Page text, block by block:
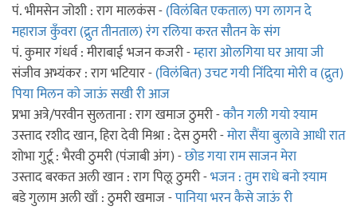
पं. भीमसेन जोशी : राग मालकंस -(विलंबित एकताल) पग लागन दे
महाराज कुँवरा (द्रुत तीनताल) रंग रलिया करत सौतन के संग
पं. कुमार गंधर्व : मीराबाई भजन कजरी -म्हारा ओलगिया घर आया जी
संजीव अभ्यंकर : राग भटियार -(विलंबित) उचट गयी निंदिया मोरी व (द्रुत)
पिया मिलन को जाऊं सखी री आज
प्रभा अत्रे/परवीन सुलताना : राग खमाज ठुमरी -कौन गली गयो श्याम
उस्ताद रशीद खान, हिरा देवी मिश्रा : देस ठुमरी -मोरा सैंया बुलावे आधी रात
शोभा गुर्टू : भैरवी ठुमरी (पंजाबी अंग) -छोड गया राम साजन मेरा
उस्ताद बरकत अली खान : राग पिलू ठुमरी -भजन : तुम राधे बनो श्याम
बडे गुलाम अली खाँ : ठुमरी खमाज -पानिया भरन कैसे जाऊं री